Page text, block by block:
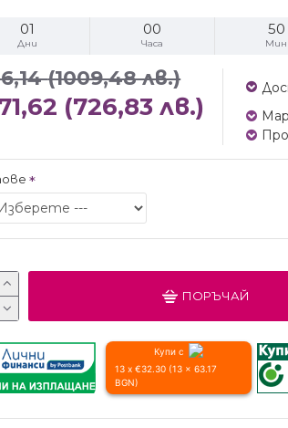
01
Дни
00
Часа
50
Мин
(726,83 лв.)
(1009,48 лв.)
ПОРЪЧАЙ
Купи с
13 x €32.30 (13 x 63.17
BGN)